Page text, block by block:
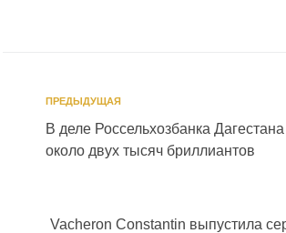
ПРЕДЫДУЩАЯ
В деле Россельхозбанка
около двух тысяч бриллиантов
Vacheron Constantin выпустила